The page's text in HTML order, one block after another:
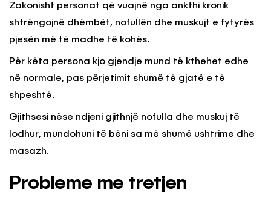
Zakonisht personat që vuajnë nga ankthi kronik
shtrëngojnë dhëmbët, nofullën dhe muskujt e fytyrës
pjesën më të madhe të kohës.
Për këta persona kjo gjendje mund të kthehet edhe
në normale, pas përjetimit shumë të gjatë e të
shpeshtë.
Gjithsesi nëse ndjeni gjithnjë nofulla dhe muskuj të
lodhur, mundohuni të bëni sa më shumë ushtrime dhe
masazh.
Probleme me tretjen